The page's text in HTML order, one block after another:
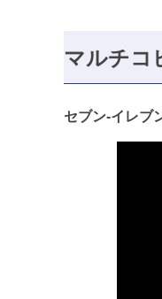
マルチコ
セブン-イレブ